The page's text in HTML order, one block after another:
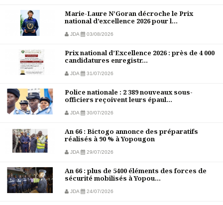
Marie-Laure N’Goran décroche le Prix
national d’excellence 2026 pour l...
JDA 03/08/2026
Prix national d’Excellence 2026 : près de 4 000
candidatures enregistr...
JDA 31/07/2026
Police nationale : 2 389 nouveaux sous-
officiers reçoivent leurs épaul...
JDA 30/07/2026
An 66 : Bictogo annonce des préparatifs
réalisés à 90 % à Yopougon
JDA 29/07/2026
An 66 : plus de 5400 éléments des forces de
sécurité mobilisés à Yopou...
JDA 24/07/2026